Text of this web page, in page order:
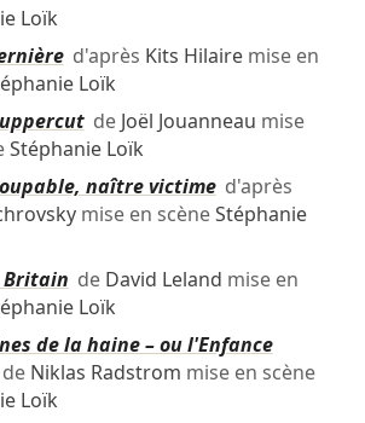
Loïk
d'après Kits Hilairemise en
Loïk
de Joël Jouanneau mise
Stéphanie Loïk
naître victimed'après
mise en scèneStéphanie
Britain de David Leland mise en
Loïk
de la haine – ou l'Enfance
Niklas Radstrom mise en scène
Loïk